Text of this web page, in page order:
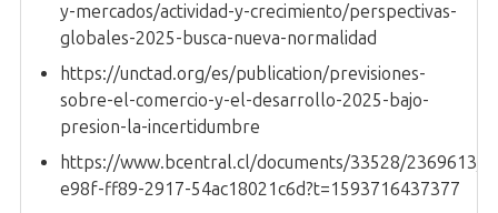
y-mercados/actividad-y-crecimiento/perspectivas-
globales-2025-busca-nueva-normalidad
https://unctad.org/es/publication/previsiones-
sobre-el-comercio-y-el-desarrollo-2025-bajo-
presion-la-incertidumbre
https://www.bcentral.cl/documents/33528/2369613/
e98f-ff89-2917-54ac18021c6d?t=1593716437377